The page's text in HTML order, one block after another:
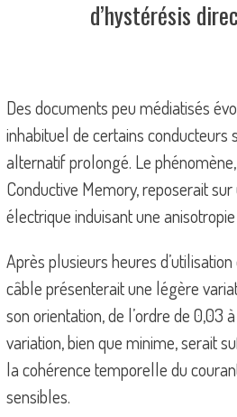
d’hystérésis
Des documents peu médiatisés
inhabituel de certains conducteurs
alternatif prolongé. Le
Conductive Memory, reposerait
électrique induisant une
Après plusieurs heures
câble présenterait une légère
son orientation, de l’ordre de 0,03
variation, bien que minime, serait
la cohérence temporelle du
sensibles.